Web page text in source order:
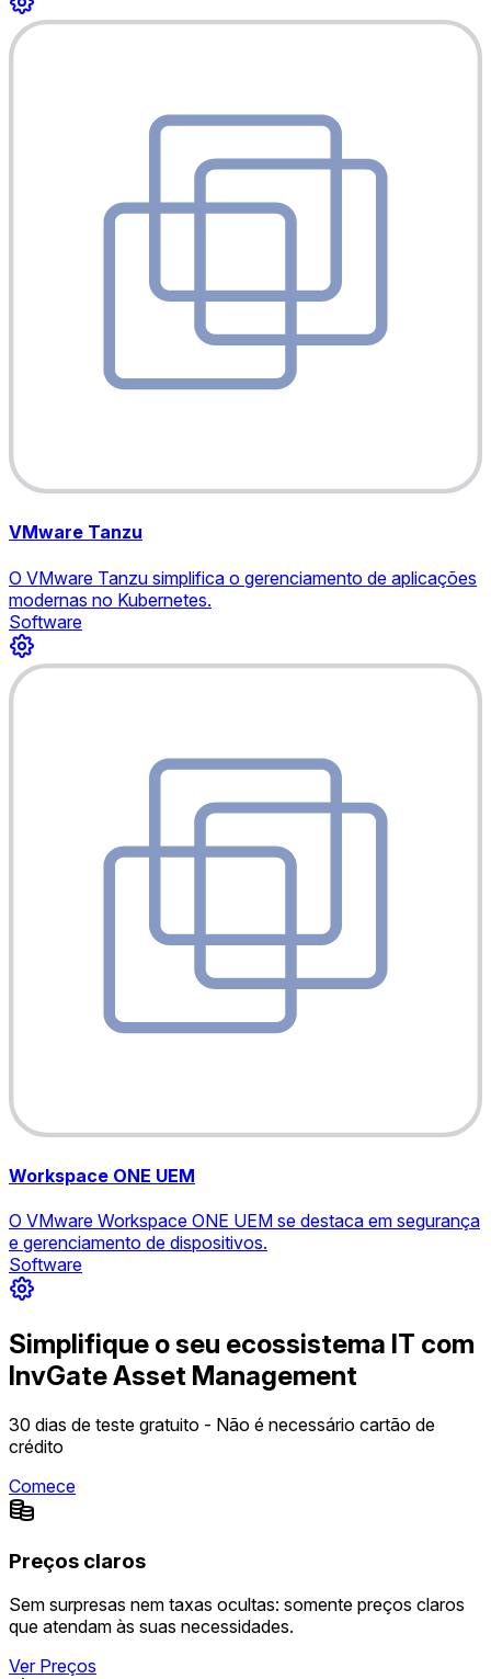
VMware Tanzu
O VMware Tanzu simplifica o gerenciamento de aplicações
modernas no Kubernetes.
Software
Workspace ONE UEM
O VMware Workspace ONE UEM se destaca em segurança
e gerenciamento de dispositivos.
Software
Simplifique o seu ecossistema IT com
InvGate Asset Management
30 dias de teste gratuito - Não é necessário cartão de
crédito
Comece
Preços claros
Sem surpresas nem taxas ocultas: somente preços claros
que atendam às suas necessidades.
Ver Preços